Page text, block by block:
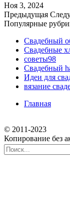
Ноя 3, 2024
Предыдущая
Популярные
Свадебный
Свадебные
советы98
Свадебный
Идеи для
вязание
Главная
© 2011-2023
Копирование без